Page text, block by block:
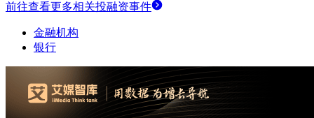
前往查看更多相关投融资事件
金融机构
银行